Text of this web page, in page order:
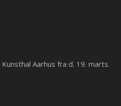
Kunsthal Aarhus fra d. 19. marts